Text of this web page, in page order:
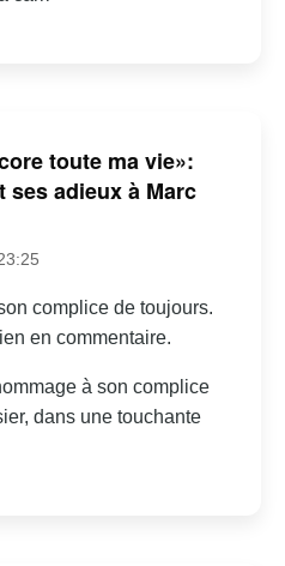
toute ma vie»:
ses adieux à Marc
complice de toujours.
en commentaire.
à son complice
dans une touchante